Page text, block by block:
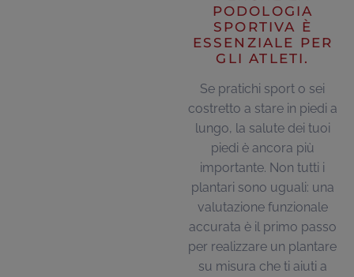
PODOLOGIA
SPORTIVA È
ESSENZIALE PER
GLI ATLETI.
Se pratichi sport o sei
costretto a stare in piedi a
lungo, la salute dei tuoi
piedi è ancora più
importante. Non tutti i
plantari sono uguali: una
valutazione funzionale
accurata è il primo passo
per realizzare un plantare
su misura che ti aiuti a